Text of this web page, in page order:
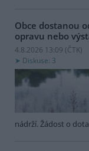
Obce dostanou
opravu nebo
4.8.2026 13:09 (ČTK)
Diskuse: 3
nádrží. Žádost o